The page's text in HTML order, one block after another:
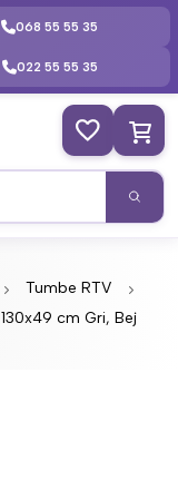
068 55 55 35
022 55 55 35
Tumbe RTV
cm Gri, Bej